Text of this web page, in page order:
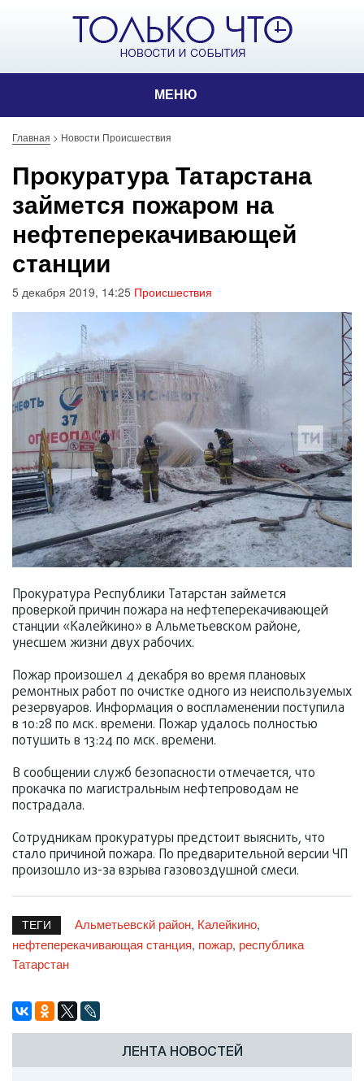
МЕНЮ
Главная > Новости Происшествия
Прокуратура Татарстана
займется пожаром на
нефтеперекачивающей
станции
5 декабря 2019, 14:25 Происшествия
Прокуратура Республики Татарстан займется
проверкой причин пожара на нефтеперекачивающей
станции «Калейкино» в Альметьевском районе,
унесшем жизни двух рабочих.
Пожар произошел 4 декабря во время плановых
ремонтных работ по очистке одного из неиспользуемых
резервуаров. Информация о воспламенении поступила
в 10:28 по мск. времени. Пожар удалось полностью
потушить в 13:24 по мск. времени.
В сообщении служб безопасности отмечается, что
прокачка по магистральным нефтепроводам не
пострадала.
Сотрудникам прокуратуры предстоит выяснить, что
стало причиной пожара. По предварительной версии ЧП
произошло из-за взрыва газовоздушной смеси.
ТЕГИ Альметьевскй район, Калейкино,
нефтеперекачивающая станция, пожар, республика
Татарстан
ЛЕНТА НОВОСТЕЙ